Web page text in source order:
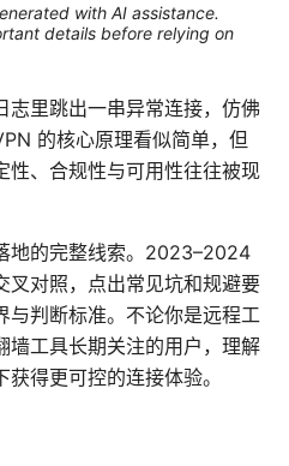
with AI assistance.
details before relying on
志里跳出一串异常连接，仿佛
的核心原理看似简单，但
性、合规性与可用性往往被现
地的完整线索。2023–2024
叉对照，点出常见坑和规避要
与判断标准。不论你是远程工
墙工具长期关注的用户，理解
得更可控的连接体验。